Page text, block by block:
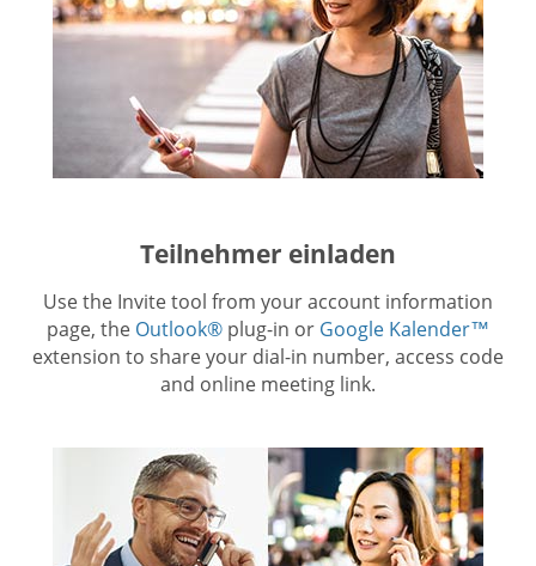
Teilnehmer einladen
Use the Invite tool from your account information
page, the Outlook® plug-in or Google Kalender™
extension to share your dial-in number, access code
and online meeting link.